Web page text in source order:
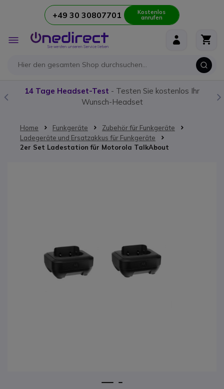
Zum Inhalt springen+49 30 30807701 Kostenlos
anrufen
Navigation
umschalten
14 Tage Headset-Test - Testen Sie kostenlos Ihr
Wunsch-Headset
Home Funkgeräte
Zubehör für Funkgeräte
Ladegeräte und Ersatzakkus für Funkgeräte
2er Set Ladestation für Motorola TalkAbout